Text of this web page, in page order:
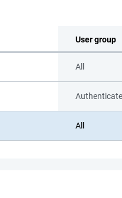
User group
All
All